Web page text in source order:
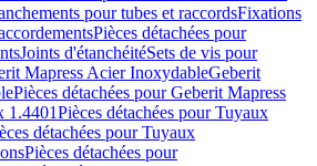
pour tubes et raccordsFixations
Pièces détachées pour
Joints d'étanchéitéSets de vis pour
Mapress Acier InoxydableGeberit
Pièces détachées pour Geberit Mapress
1.4401Pièces détachées pour Tuyaux
détachées pour Tuyaux
Pièces détachées pour